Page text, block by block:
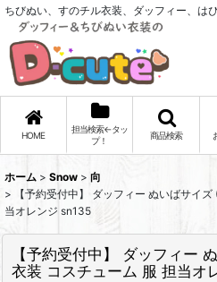
ちびぬい、すのチル衣装、ダッフィー、は
HOME
担当検索←タッ
プ！
商品検索
ホーム > Snow > 向
>
【予約受付中】 ダッフィー ぬいばサイ
当オレンジ sn135
【予約受付中】 ダッフィー
衣装 コスチューム 服 担当オ